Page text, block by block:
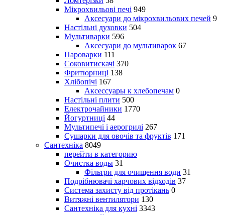
Мікрохвильові печі 949
Аксесуари до мікрохвильових печей 9
Настільні духовки 504
Мультиварки 596
Аксесуари до мультиварок 67
Пароварки 111
Соковитискачі 370
Фритюрниці 138
Хлібопічі 167
Аксессуары к хлебопечам 0
Настільні плити 500
Електрочайники 1770
Йогуртниці 44
Мультипечі і аерогрилі 267
Сушарки для овочів та фруктів 171
Сантехніка 8049
перейти в категорию
Очистка воды 31
Фільтри для очищення води 31
Подрібнювачі харчових відходів 37
Система захисту від протікань 0
Витяжні вентилятори 130
Сантехніка для кухні 3343